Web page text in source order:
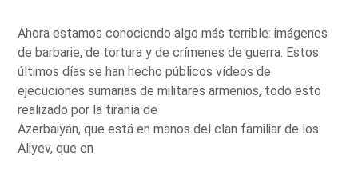
Ahora estamos conociendo algo más terrible: imágenes
de barbarie, de tortura y de crímenes de guerra. Estos
últimos días se han hecho públicos vídeos de
ejecuciones sumarias de militares armenios, todo esto
realizado por la tiranía de
Azerbaiyán, que está en manos del clan familiar de los
Aliyev, que en